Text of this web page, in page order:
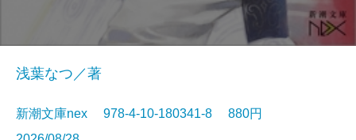
浅葉なつ／著
新潮文庫nex 978-4-10-180341-8 880円